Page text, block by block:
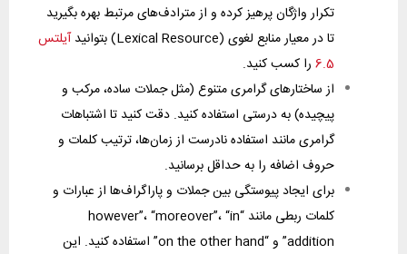
تکرار واژگان پرهیز کرده و از مترادف‌های مرتبط بهره بگیرید
تا در معیار منابع لغوی (Lexical Resource) بتوانید
آیلتس
6.5 را کسب کنید.
از ساختارهای گرامری متنوع (مثل جملات ساده، مرکب و
پیچیده) به درستی استفاده کنید. دقت کنید تا اشتباهات
گرامری مانند استفاده نادرست از زمان‌ها، ترتیب کلمات و
حروف اضافه را به حداقل برسانید.
برای ایجاد پیوستگی بین جملات و پاراگراف‌ها از عبارات و
کلمات ربطی مانند “however”، “moreover”، “in
addition” و “on the other hand” استفاده کنید. این